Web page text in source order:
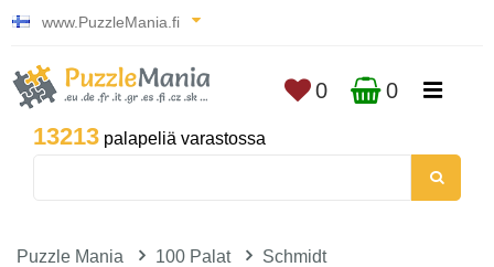
www.PuzzleMania.fi
13213 palapeliä varastossa
0 0
Puzzle Mania 100 Palat
Schmidt